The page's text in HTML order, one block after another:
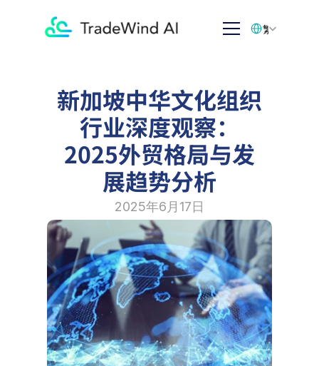
新加坡中华文化组织
行业深度观察：
2025外贸格局与发
展趋势分析
2025年6月17日
繁体中文